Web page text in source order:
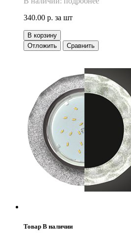
340.00 р. за шт
В корзину
Отложить
Сравнить
Товар В наличии